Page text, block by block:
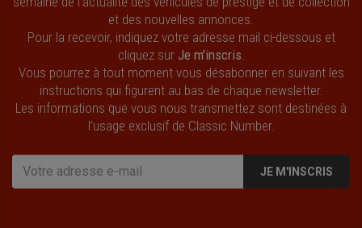
et des nouvelles annonces.
Pour la recevoir, indiquez votre adresse mail ci-dessous et
cliquez sur Je m'inscris
Vous pourrez à tout moment vous désabonner en suivant les
instructions qui figurent au bas de chaque newsletter.
Les informations que vous nous transmettez sont destinées à
l’usage exclusif de Classic Number.
JE M'INSCRIS